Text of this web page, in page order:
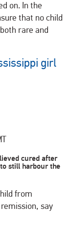
on. In the
that no child
rare and
girl
cured after
still harbour the
from
say